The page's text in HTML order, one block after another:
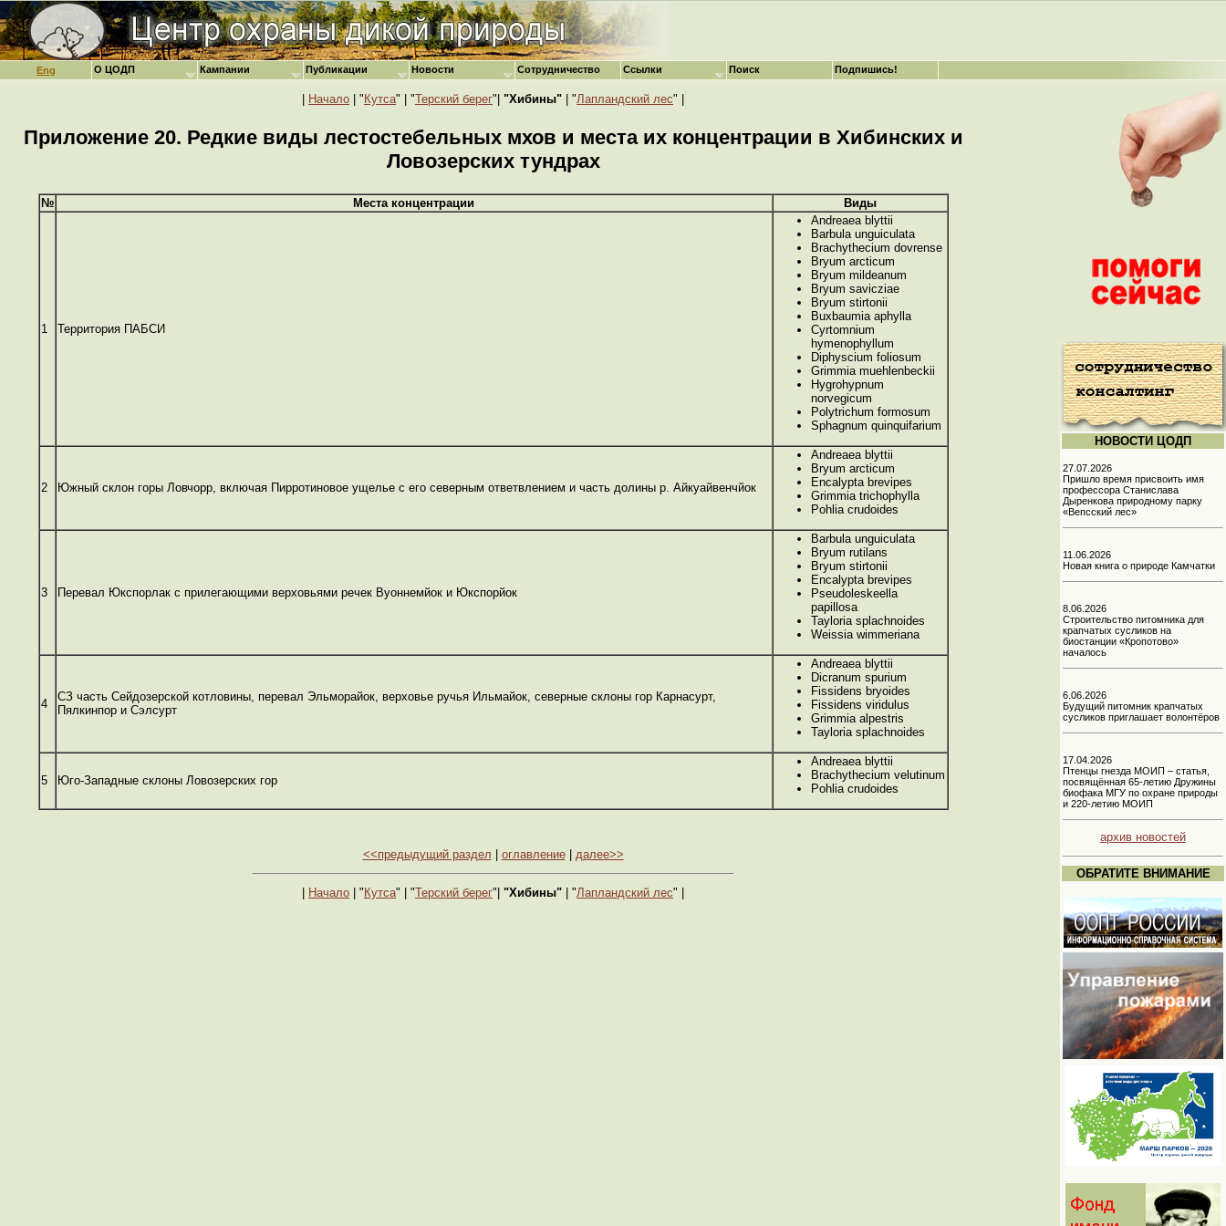
Eng
Начало | " Кутса" | "Терский берег"| "Хибины" | "Лапландский лес" |
Приложение 20. Редкие виды лестостебельных мхов и места их концентрации в Хибинских и
Ловозерских тундрах
№ Места концентрации Виды
1 Территория ПАБСИ
Andreaea blyttii
Barbula unguiculata
Brachythecium dovrense
Bryum arcticum
Bryum mildeanum
Bryum savicziae
Bryum stirtonii
Buxbaumia aphylla
Cyrtomnium
hymenophyllum
Diphyscium foliosum
Grimmia muehlenbeckii
Hygrohypnum
norvegicum
Polytrichum formosum
Sphagnum quinquifarium
2 Южный склон горы Ловчорр, включая Пирротиновое ущелье с его северным ответвлением и часть долины р. Айкуайвенчйок
Andreaea blyttii
Bryum arcticum
Encalypta brevipes
Grimmia trichophylla
Pohlia crudoides
3 Перевал Юкспорлак с прилегающими верховьями речек Вуоннемйок и Юкспорйок
Barbula unguiculata
Bryum rutilans
Bryum stirtonii
Encalypta brevipes
Pseudoleskeella
papillosa
Tayloria splachnoides
Weissia wimmeriana
4
CЗ часть Сейдозерской котловины, перевал Эльморайок, верховье ручья Ильмайок, северные склоны гор Карнасурт,
Пялкинпор и Сэлсурт
Andreaea blyttii
Dicranum spurium
Fissidens bryoides
Fissidens viridulus
Grimmia alpestris
Tayloria splachnoides
5 Юго-Западные склоны Ловозерских гор
Andreaea blyttii
Brachythecium velutinum
Pohlia crudoides
<<предыдущий раздел оглавление| далее>>
Начало | " Кутса" | "Терский берег"| "Хибины" | "Лапландский лес" |
НОВОСТИ ЦОДП
27.07.2026
Пришло время присвоить имя
профессора Станислава
Дыренкова природному парку
«Вепсский лес»
11.06.2026
Новая книга о природе Камчатки
8.06.2026
Строительство питомника для
крапчатых сусликов на
биостанции «Кропотово»
началось
6.06.2026
Будущий питомник крапчатых
сусликов приглашает волонтёров
17.04.2026
Птенцы гнезда МОИП – статья,
посвящённая 65-летию Дружины
биофака МГУ по охране природы
и 220-летию МОИП
архив новостей
ОБРАТИТЕ ВНИМАНИЕ
О ЦОДП Кампании Публикации Новости Сотрудничество Ссылки Поиск Подпишись!